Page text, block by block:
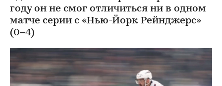
году он не смог отличиться ни в одном
матче серии с «Нью-Йорк Рейнджерс»
(0–4)